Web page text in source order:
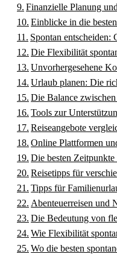
Finanzielle Planung
Einblicke in die
Spontan entscheiden:
Die Flexibilität
Unvorhergesehene
Urlaub planen: Die
Die Balance
Tools zur
Reiseangebote
Online Plattformen
Die besten
Reisetipps für
Tipps für
Abenteuerreisen und
Die Bedeutung von
Wie Flexibilität
Wo die besten